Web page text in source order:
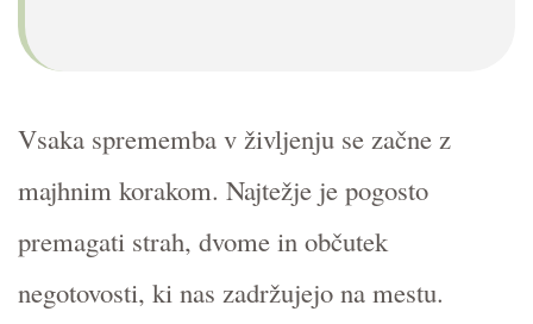
Vsaka sprememba v življenju se začne z
majhnim korakom. Najtežje je pogosto
premagati strah, dvome in občutek
negotovosti, ki nas zadržujejo na mestu.